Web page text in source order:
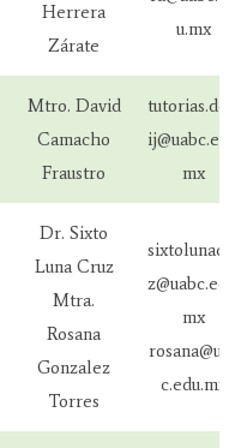
Herrera
Zárate
u.mx
Mtro. David
Camacho
Fraustro
tutorias.dert
ij@uabc.edu.
mx
Dr. Sixto
Luna Cruz
Mtra.
Rosana
Gonzalez
Torres
sixtolunacru
z@uabc.edu.
mx
rosana@uab
c.edu.mx